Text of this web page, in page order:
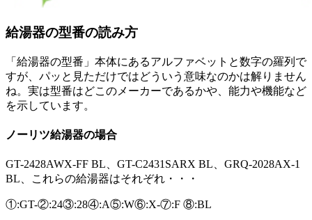
給湯器の型番の読み方
「給湯器の型番」本体にあるアルファベットと数字の羅列で
すが、パッと見ただけではどういう意味なのかは解りません
ね。実は型番はどこのメーカーであるかや、能力や機能など
を示しています。
ノーリツ給湯器の場合
GT-2428AWX-FF BL、GT-C2431SARX BL、GRQ-2028AX-1
BL、これらの給湯器はそれぞれ・・・
①:GT-②:24③:28④:A⑤:W⑥:X-⑦:F ⑧:BL